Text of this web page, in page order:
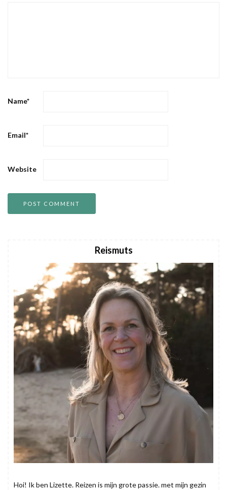
Name*
Email*
Website
Reismuts
Hoi! Ik ben Lizette. Reizen is mijn grote passie. met mijn gezin